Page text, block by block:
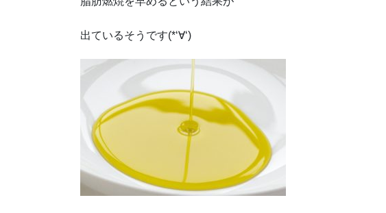
出ているそうです(*‘∀‘)